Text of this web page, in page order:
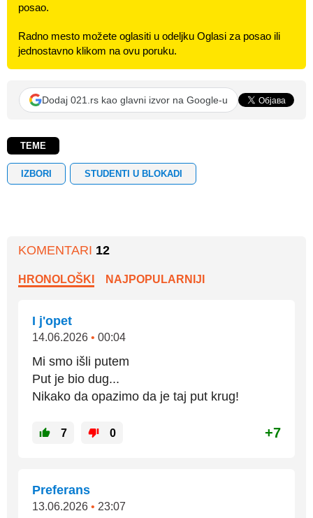
posao.
Radno mesto možete oglasiti u odeljku Oglasi za posao ili
jednostavno klikom na ovu poruku.
Dodaj 021.rs kao glavni izvor na Google-u
TEME
IZBORI STUDENTI U BLOKADI
KOMENTARI 12
HRONOLOŠKI NAJPOPULARNIJI
I j'opet
14.06.2026 • 00:04
Mi smo išli putem
Put je bio dug...
Nikako da opazimo da je taj put krug!
7 0 +7
Preferans
13.06.2026 • 23:07